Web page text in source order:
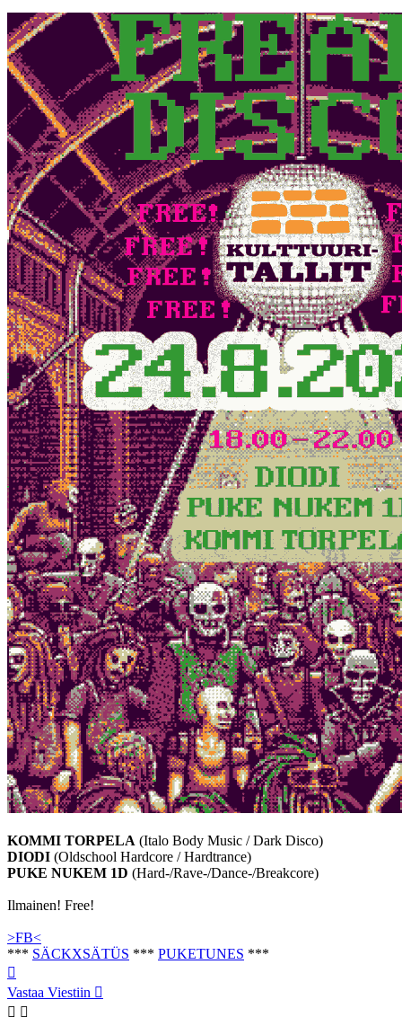
KOMMI TORPELA (Italo Body Music / Dark Disco)
DIODI (Oldschool Hardcore / Hardtrance)
PUKE NUKEM 1D (Hard-/Rave-/Dance-/Breakcore)
Ilmainen! Free!
>FB<
*** SÄCKXSÄTÜS *** PUKETUNES ***
Vastaa Viestiin